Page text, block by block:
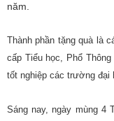
năm.
Thành phần tặng quà là
cấp Tiểu học, Phổ
tốt nghiệp các trường đại
Sáng nay, ngày mùng 4